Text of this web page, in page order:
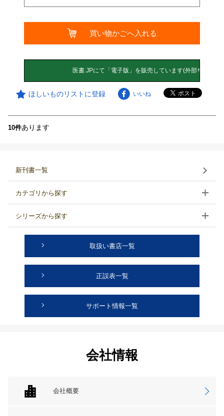
買い物かごへ入れる
ほしいものリストに登録 いいね
10件あります
新刊書一覧
カテゴリから探す
シリーズから探す
取扱い書店一覧
正誤表一覧
サポート情報一覧
会社情報
会社概要